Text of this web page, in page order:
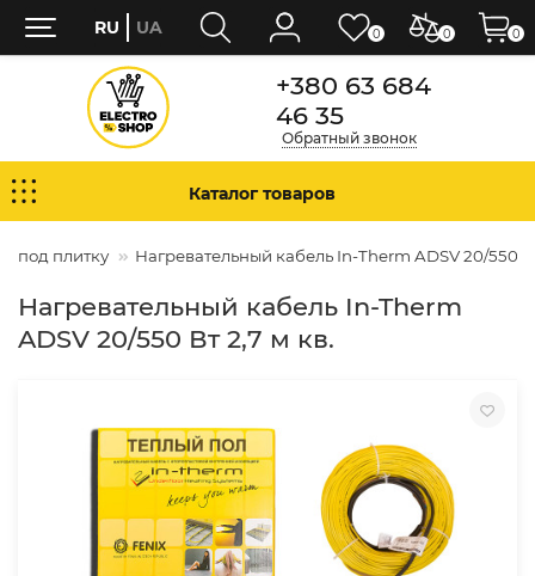
+380 63 684
46 35
Обратный звонок
Каталог товаров
под плитку Нагревательный кабель In-Therm ADSV 20/550
Нагревательный кабель In-Therm
ADSV 20/550 Вт 2,7 м кв.
0 0
RU UA 0